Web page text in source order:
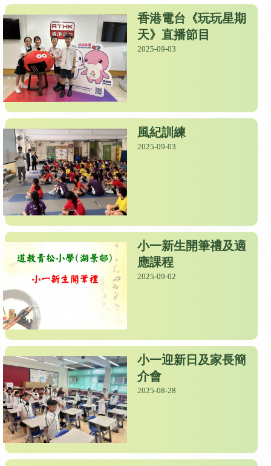
香港電台《玩玩星期
天》直播節目
2025-09-03
風紀訓練
2025-09-03
小一新生開筆禮及適
應課程
2025-09-02
小一迎新日及家長簡
介會
2025-08-28